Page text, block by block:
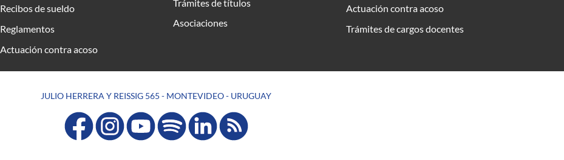
Recibos de sueldo
Reglamentos
Actuación contra acoso
Trámites de títulos
Asociaciones
Actuación contra acoso
Trámites de cargos docentes
JULIO HERRERA Y REISSIG 565 - MONTEVIDEO - URUGUAY